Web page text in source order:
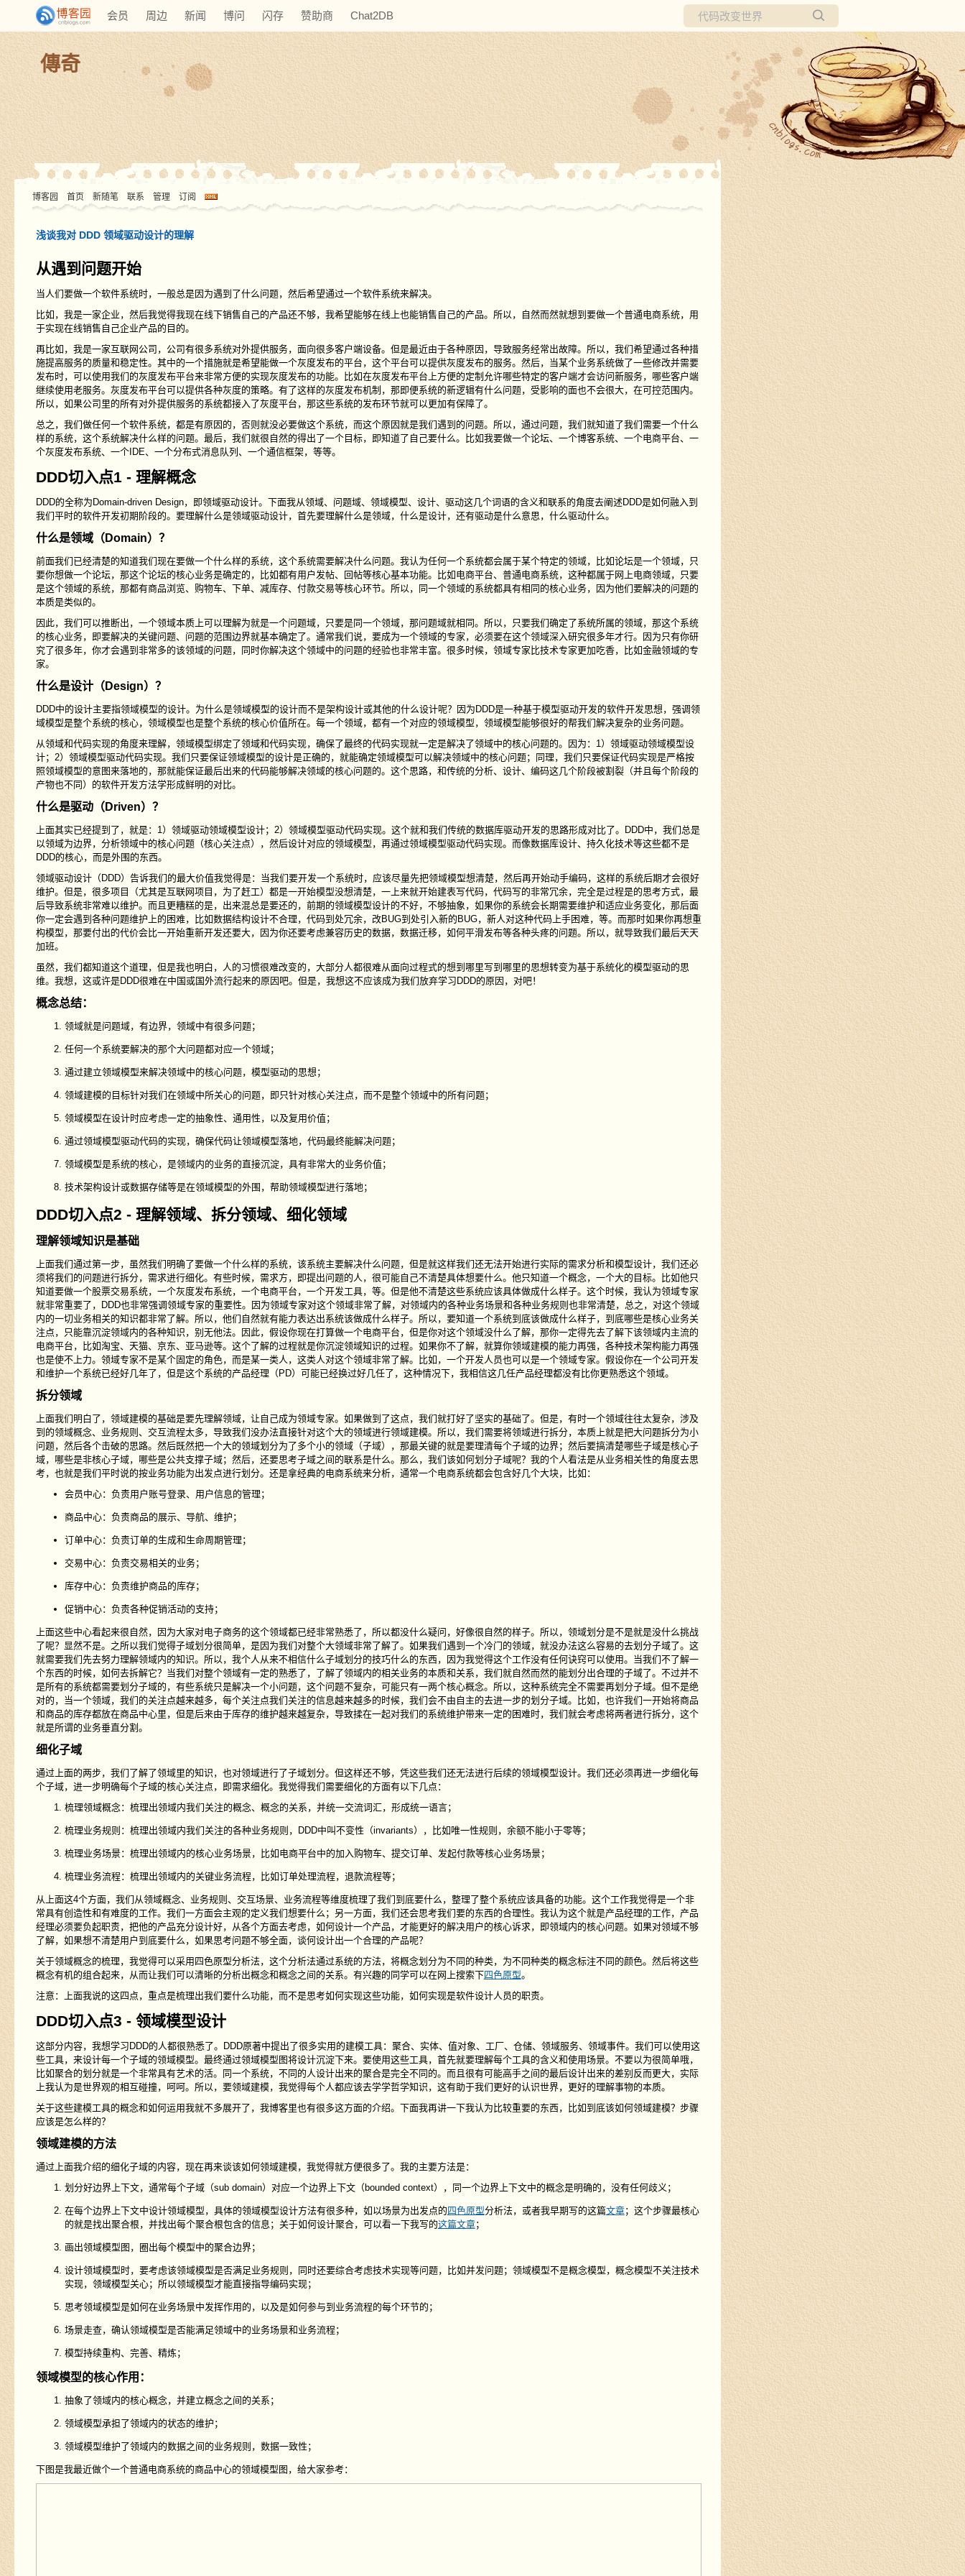
会员 周边 新闻 博问 闪存 赞助商 Chat2DB
所有博客
当前博客
傳奇
博客园 首页 新随笔 联系 管理 订阅
浅谈我对 DDD 领域驱动设计的理解
从遇到问题开始
当人们要做一个软件系统时，一般总是因为遇到了什么问题，然后希望通过一个软件系统来解决。
比如，我是一家企业，然后我觉得我现在线下销售自己的产品还不够，我希望能够在线上也能销售自己的产品。所以，自然而然就想到要做一个普通电商系统，用
于实现在线销售自己企业产品的目的。
再比如，我是一家互联网公司，公司有很多系统对外提供服务，面向很多客户端设备。但是最近由于各种原因，导致服务经常出故障。所以，我们希望通过各种措
施提高服务的质量和稳定性。其中的一个措施就是希望能做一个灰度发布的平台，这个平台可以提供灰度发布的服务。然后，当某个业务系统做了一些修改并需要
发布时，可以使用我们的灰度发布平台来非常方便的实现灰度发布的功能。比如在灰度发布平台上方便的定制允许哪些特定的客户端才会访问新服务，哪些客户端
继续使用老服务。灰度发布平台可以提供各种灰度的策略。有了这样的灰度发布机制，那即便系统的新逻辑有什么问题，受影响的面也不会很大，在可控范围内。
所以，如果公司里的所有对外提供服务的系统都接入了灰度平台，那这些系统的发布环节就可以更加有保障了。
总之，我们做任何一个软件系统，都是有原因的，否则就没必要做这个系统，而这个原因就是我们遇到的问题。所以，通过问题，我们就知道了我们需要一个什么
样的系统，这个系统解决什么样的问题。最后，我们就很自然的得出了一个目标，即知道了自己要什么。比如我要做一个论坛、一个博客系统、一个电商平台、一
个灰度发布系统、一个IDE、一个分布式消息队列、一个通信框架，等等。
DDD切入点1 - 理解概念
DDD的全称为Domain-driven Design，即领域驱动设计。下面我从领域、问题域、领域模型、设计、驱动这几个词语的含义和联系的角度去阐述DDD是如何融入到
我们平时的软件开发初期阶段的。要理解什么是领域驱动设计，首先要理解什么是领域，什么是设计，还有驱动是什么意思，什么驱动什么。
什么是领域（Domain）？
前面我们已经清楚的知道我们现在要做一个什么样的系统，这个系统需要解决什么问题。我认为任何一个系统都会属于某个特定的领域，比如论坛是一个领域，只
要你想做一个论坛，那这个论坛的核心业务是确定的，比如都有用户发帖、回帖等核心基本功能。比如电商平台、普通电商系统，这种都属于网上电商领域，只要
是这个领域的系统，那都有商品浏览、购物车、下单、减库存、付款交易等核心环节。所以，同一个领域的系统都具有相同的核心业务，因为他们要解决的问题的
本质是类似的。
因此，我们可以推断出，一个领域本质上可以理解为就是一个问题域，只要是同一个领域，那问题域就相同。所以，只要我们确定了系统所属的领域，那这个系统
的核心业务，即要解决的关键问题、问题的范围边界就基本确定了。通常我们说，要成为一个领域的专家，必须要在这个领域深入研究很多年才行。因为只有你研
究了很多年，你才会遇到非常多的该领域的问题，同时你解决这个领域中的问题的经验也非常丰富。很多时候，领域专家比技术专家更加吃香，比如金融领域的专
家。
什么是设计（Design）？
DDD中的设计主要指领域模型的设计。为什么是领域模型的设计而不是架构设计或其他的什么设计呢？因为DDD是一种基于模型驱动开发的软件开发思想，强调领
域模型是整个系统的核心，领域模型也是整个系统的核心价值所在。每一个领域，都有一个对应的领域模型，领域模型能够很好的帮我们解决复杂的业务问题。
从领域和代码实现的角度来理解，领域模型绑定了领域和代码实现，确保了最终的代码实现就一定是解决了领域中的核心问题的。因为：1）领域驱动领域模型设
计；2）领域模型驱动代码实现。我们只要保证领域模型的设计是正确的，就能确定领域模型可以解决领域中的核心问题；同理，我们只要保证代码实现是严格按
照领域模型的意图来落地的，那就能保证最后出来的代码能够解决领域的核心问题的。这个思路，和传统的分析、设计、编码这几个阶段被割裂（并且每个阶段的
产物也不同）的软件开发方法学形成鲜明的对比。
什么是驱动（Driven）？
上面其实已经提到了，就是：1）领域驱动领域模型设计；2）领域模型驱动代码实现。这个就和我们传统的数据库驱动开发的思路形成对比了。DDD中，我们总是
以领域为边界，分析领域中的核心问题（核心关注点），然后设计对应的领域模型，再通过领域模型驱动代码实现。而像数据库设计、持久化技术等这些都不是
DDD的核心，而是外围的东西。
领域驱动设计（DDD）告诉我们的最大价值我觉得是：当我们要开发一个系统时，应该尽量先把领域模型想清楚，然后再开始动手编码，这样的系统后期才会很好
维护。但是，很多项目（尤其是互联网项目，为了赶工）都是一开始模型没想清楚，一上来就开始建表写代码，代码写的非常冗余，完全是过程是的思考方式，最
后导致系统非常难以维护。而且更糟糕的是，出来混总是要还的，前期的领域模型设计的不好，不够抽象，如果你的系统会长期需要维护和适应业务变化，那后面
你一定会遇到各种问题维护上的困难，比如数据结构设计不合理，代码到处冗余，改BUG到处引入新的BUG，新人对这种代码上手困难，等。而那时如果你再想重
构模型，那要付出的代价会比一开始重新开发还要大，因为你还要考虑兼容历史的数据，数据迁移，如何平滑发布等各种头疼的问题。所以，就导致我们最后天天
加班。
虽然，我们都知道这个道理，但是我也明白，人的习惯很难改变的，大部分人都很难从面向过程式的想到哪里写到哪里的思想转变为基于系统化的模型驱动的思
维。我想，这或许是DDD很难在中国或国外流行起来的原因吧。但是，我想这不应该成为我们放弃学习DDD的原因，对吧！
概念总结：
领域就是问题域，有边界，领域中有很多问题；
任何一个系统要解决的那个大问题都对应一个领域；
通过建立领域模型来解决领域中的核心问题，模型驱动的思想；
领域建模的目标针对我们在领域中所关心的问题，即只针对核心关注点，而不是整个领域中的所有问题；
领域模型在设计时应考虑一定的抽象性、通用性，以及复用价值；
通过领域模型驱动代码的实现，确保代码让领域模型落地，代码最终能解决问题；
领域模型是系统的核心，是领域内的业务的直接沉淀，具有非常大的业务价值；
技术架构设计或数据存储等是在领域模型的外围，帮助领域模型进行落地；
DDD切入点2 - 理解领域、拆分领域、细化领域
理解领域知识是基础
上面我们通过第一步，虽然我们明确了要做一个什么样的系统，该系统主要解决什么问题，但是就这样我们还无法开始进行实际的需求分析和模型设计，我们还必
须将我们的问题进行拆分，需求进行细化。有些时候，需求方，即提出问题的人，很可能自己不清楚具体想要什么。他只知道一个概念，一个大的目标。比如他只
知道要做一个股票交易系统，一个灰度发布系统，一个电商平台，一个开发工具，等。但是他不清楚这些系统应该具体做成什么样子。这个时候，我认为领域专家
就非常重要了，DDD也非常强调领域专家的重要性。因为领域专家对这个领域非常了解，对领域内的各种业务场景和各种业务规则也非常清楚，总之，对这个领域
内的一切业务相关的知识都非常了解。所以，他们自然就有能力表达出系统该做成什么样子。所以，要知道一个系统到底该做成什么样子，到底哪些是核心业务关
注点，只能靠沉淀领域内的各种知识，别无他法。因此，假设你现在打算做一个电商平台，但是你对这个领域没什么了解，那你一定得先去了解下该领域内主流的
电商平台，比如淘宝、天猫、京东、亚马逊等。这个了解的过程就是你沉淀领域知识的过程。如果你不了解，就算你领域建模的能力再强，各种技术架构能力再强
也是使不上力。领域专家不是某个固定的角色，而是某一类人，这类人对这个领域非常了解。比如，一个开发人员也可以是一个领域专家。假设你在一个公司开发
和维护一个系统已经好几年了，但是这个系统的产品经理（PD）可能已经换过好几任了，这种情况下，我相信这几任产品经理都没有比你更熟悉这个领域。
拆分领域
上面我们明白了，领域建模的基础是要先理解领域，让自己成为领域专家。如果做到了这点，我们就打好了坚实的基础了。但是，有时一个领域往往太复杂，涉及
到的领域概念、业务规则、交互流程太多，导致我们没办法直接针对这个大的领域进行领域建模。所以，我们需要将领域进行拆分，本质上就是把大问题拆分为小
问题，然后各个击破的思路。然后既然把一个大的领域划分为了多个小的领域（子域），那最关键的就是要理清每个子域的边界；然后要搞清楚哪些子域是核心子
域，哪些是非核心子域，哪些是公共支撑子域；然后，还要思考子域之间的联系是什么。那么，我们该如何划分子域呢？我的个人看法是从业务相关性的角度去思
考，也就是我们平时说的按业务功能为出发点进行划分。还是拿经典的电商系统来分析，通常一个电商系统都会包含好几个大块，比如：
会员中心：负责用户账号登录、用户信息的管理；
商品中心：负责商品的展示、导航、维护；
订单中心：负责订单的生成和生命周期管理；
交易中心：负责交易相关的业务；
库存中心：负责维护商品的库存；
促销中心：负责各种促销活动的支持；
上面这些中心看起来很自然，因为大家对电子商务的这个领域都已经非常熟悉了，所以都没什么疑问，好像很自然的样子。所以，领域划分是不是就是没什么挑战
了呢？显然不是。之所以我们觉得子域划分很简单，是因为我们对整个大领域非常了解了。如果我们遇到一个冷门的领域，就没办法这么容易的去划分子域了。这
就需要我们先去努力理解领域内的知识。所以，我个人从来不相信什么子域划分的技巧什么的东西，因为我觉得这个工作没有任何诀窍可以使用。当我们不了解一
个东西的时候，如何去拆解它？当我们对整个领域有一定的熟悉了，了解了领域内的相关业务的本质和关系，我们就自然而然的能划分出合理的子域了。不过并不
是所有的系统都需要划分子域的，有些系统只是解决一个小问题，这个问题不复杂，可能只有一两个核心概念。所以，这种系统完全不需要再划分子域。但不是绝
对的，当一个领域，我们的关注点越来越多，每个关注点我们关注的信息越来越多的时候，我们会不由自主的去进一步的划分子域。比如，也许我们一开始将商品
和商品的库存都放在商品中心里，但是后来由于库存的维护越来越复杂，导致揉在一起对我们的系统维护带来一定的困难时，我们就会考虑将两者进行拆分，这个
就是所谓的业务垂直分割。
细化子域
通过上面的两步，我们了解了领域里的知识，也对领域进行了子域划分。但这样还不够，凭这些我们还无法进行后续的领域模型设计。我们还必须再进一步细化每
个子域，进一步明确每个子域的核心关注点，即需求细化。我觉得我们需要细化的方面有以下几点：
梳理领域概念：梳理出领域内我们关注的概念、概念的关系，并统一交流词汇，形成统一语言；
梳理业务规则：梳理出领域内我们关注的各种业务规则，DDD中叫不变性（invariants），比如唯一性规则，余额不能小于零等；
梳理业务场景：梳理出领域内的核心业务场景，比如电商平台中的加入购物车、提交订单、发起付款等核心业务场景；
梳理业务流程：梳理出领域内的关键业务流程，比如订单处理流程，退款流程等；
从上面这4个方面，我们从领域概念、业务规则、交互场景、业务流程等维度梳理了我们到底要什么，整理了整个系统应该具备的功能。这个工作我觉得是一个非
常具有创造性和有难度的工作。我们一方面会主观的定义我们想要什么；另一方面，我们还会思考我们要的东西的合理性。我认为这个就是产品经理的工作，产品
经理必须要负起职责，把他的产品充分设计好，从各个方面去考虑，如何设计一个产品，才能更好的解决用户的核心诉求，即领域内的核心问题。如果对领域不够
了解，如果想不清楚用户到底要什么，如果思考问题不够全面，谈何设计出一个合理的产品呢？
关于领域概念的梳理，我觉得可以采用四色原型分析法，这个分析法通过系统的方法，将概念划分为不同的种类，为不同种类的概念标注不同的颜色。然后将这些
概念有机的组合起来，从而让我们可以清晰的分析出概念和概念之间的关系。有兴趣的同学可以在网上搜索下四色原型。
注意：上面我说的这四点，重点是梳理出我们要什么功能，而不是思考如何实现这些功能，如何实现是软件设计人员的职责。
DDD切入点3 - 领域模型设计
这部分内容，我想学习DDD的人都很熟悉了。DDD原著中提出了很多实用的建模工具：聚合、实体、值对象、工厂、仓储、领域服务、领域事件。我们可以使用这
些工具，来设计每一个子域的领域模型。最终通过领域模型图将设计沉淀下来。要使用这些工具，首先就要理解每个工具的含义和使用场景。不要以为很简单哦，
比如聚合的划分就是一个非常具有艺术的活。同一个系统，不同的人设计出来的聚合是完全不同的。而且很有可能高手之间的最后设计出来的差别反而更大，实际
上我认为是世界观的相互碰撞，呵呵。所以，要领域建模，我觉得每个人都应该去学学哲学知识，这有助于我们更好的认识世界，更好的理解事物的本质。
关于这些建模工具的概念和如何运用我就不多展开了，我博客里也有很多这方面的介绍。下面我再讲一下我认为比较重要的东西，比如到底该如何领域建模？步骤
应该是怎么样的？
领域建模的方法
通过上面我介绍的细化子域的内容，现在再来谈该如何领域建模，我觉得就方便很多了。我的主要方法是：
划分好边界上下文，通常每个子域（sub domain）对应一个边界上下文（bounded context），同一个边界上下文中的概念是明确的，没有任何歧义；
在每个边界上下文中设计领域模型，具体的领域模型设计方法有很多种，如以场景为出发点的 四色原型分析法，或者我早期写的这篇文章；这个步骤最核心
的就是找出聚合根，并找出每个聚合根包含的信息；关于如何设计聚合，可以看一下我写的这篇文章；
画出领域模型图，圈出每个模型中的聚合边界；
设计领域模型时，要考虑该领域模型是否满足业务规则，同时还要综合考虑技术实现等问题，比如并发问题；领域模型不是概念模型，概念模型不关注技术
实现，领域模型关心；所以领域模型才能直接指导编码实现；
思考领域模型是如何在业务场景中发挥作用的，以及是如何参与到业务流程的每个环节的；
场景走查，确认领域模型是否能满足领域中的业务场景和业务流程；
模型持续重构、完善、精炼；
领域模型的核心作用：
抽象了领域内的核心概念，并建立概念之间的关系；
领域模型承担了领域内的状态的维护；
领域模型维护了领域内的数据之间的业务规则，数据一致性；
下图是我最近做个一个普通电商系统的商品中心的领域模型图，给大家参考：